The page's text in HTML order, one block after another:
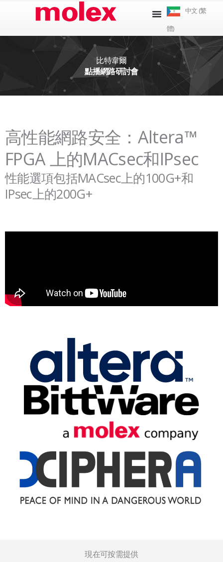
中文 (繁
體)
比特韋爾
點播網路研討會
高性能網路安全：Altera™
FPGA 上的MACsec和IPsec
性能選項包括MACsec上的100G+和
IPsec上的200G+
現在可按需提供